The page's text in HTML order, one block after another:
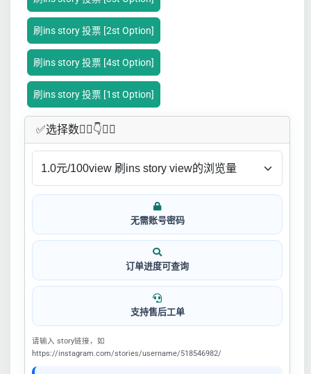
刷ins story 投票 [2st Option]
刷ins story 投票 [4st Option]
刷ins story 投票 [1st Option]
✅​选择数👇🏻​​👇👇🏻​​
无需账号密码
订单进度可查询
支持售后工单
请输入 story链接，如
https://instagram.com/stories/username/518546982/